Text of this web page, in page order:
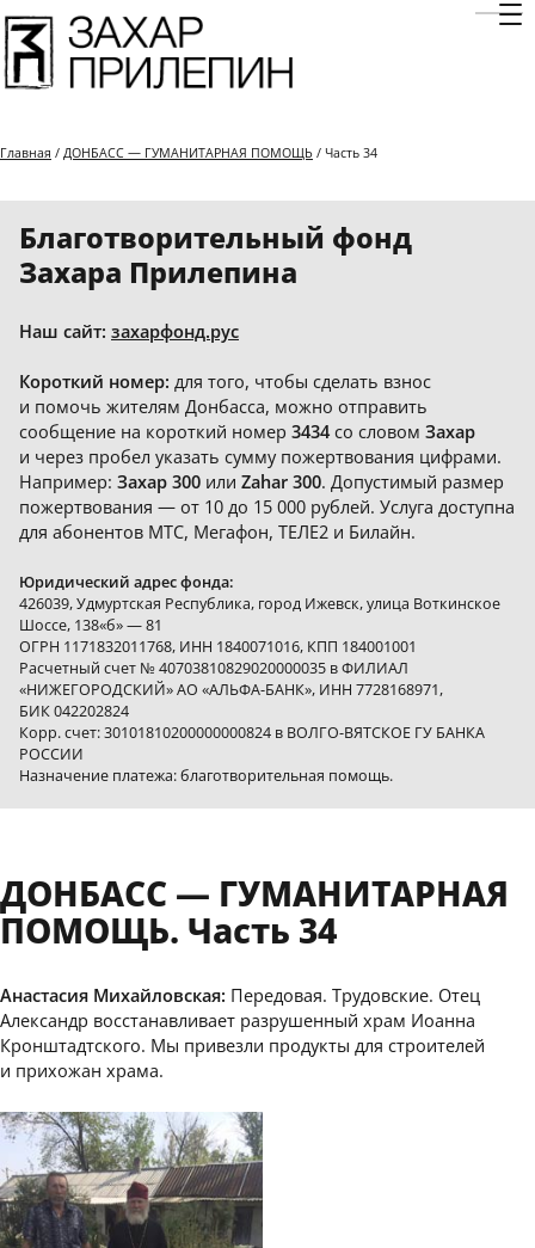
Главная / ДОНБАСС — ГУМАНИТАРНАЯ ПОМОЩЬ / Часть 34
Благотворительный фонд
Захара Прилепина
Наш сайт: захарфонд.рус
Короткий номер: для того, чтобы сделать взнос
и помочь жителям Донбасса, можно отправить
сообщение на короткий номер 3434 со словом Захар
и через пробел указать сумму пожертвования цифрами.
Например: Захар 300 или Zahar 300. Допустимый размер
пожертвования — от 10 до 15 000 рублей. Услуга доступна
для абонентов МТС, Мегафон, ТЕЛЕ2 и Билайн.
Юридический адрес фонда:
426039, Удмуртская Республика, город Ижевск, улица Воткинское
Шоссе, 138«б» — 81
ОГРН 1171832011768, ИНН 1840071016, КПП 184001001
Расчетный счет № 40703810829020000035 в ФИЛИАЛ
«НИЖЕГОРОДСКИЙ» АО «АЛЬФА-БАНК», ИНН 7728168971,
БИК 042202824
Корр. счет: 30101810200000000824 в ВОЛГО-ВЯТСКОЕ ГУ БАНКА
РОССИИ
Назначение платежа: благотворительная помощь.
ДОНБАСС — ГУМАНИТАРНАЯ
ПОМОЩЬ. Часть 34
Анастасия Михайловская: Передовая. Трудовские. Отец
Александр восстанавливает разрушенный храм Иоанна
Кронштадтского. Мы привезли продукты для строителей
и прихожан храма.